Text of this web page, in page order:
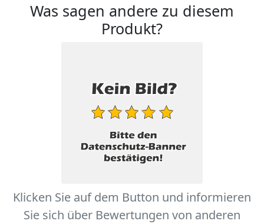
Was sagen andere zu diesem
Produkt?
Klicken Sie auf dem Button und informieren
Sie sich über Bewertungen von anderen